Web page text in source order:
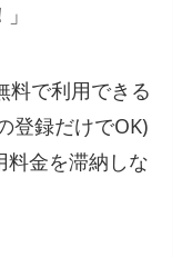
」
料で利用できる
登録だけでOK)
料金を滞納しな